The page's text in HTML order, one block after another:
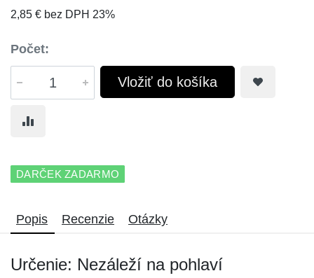
2,85 € bez DPH 23%
Počet:
Vložiť do košíka
DARČEK ZADARMO
Popis Recenzie Otázky
Určenie: Nezáleží na pohlaví